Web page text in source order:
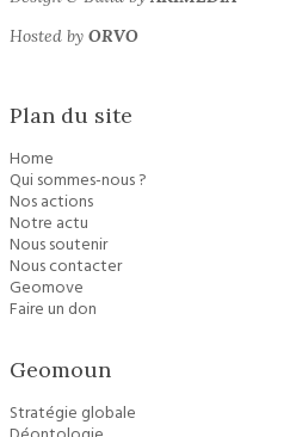
Hosted by ORVO
Plan du site
Home
Qui sommes-nous ?
Nos actions
Notre actu
Nous soutenir
Nous contacter
Geomove
Faire un don
Geomoun
Stratégie globale